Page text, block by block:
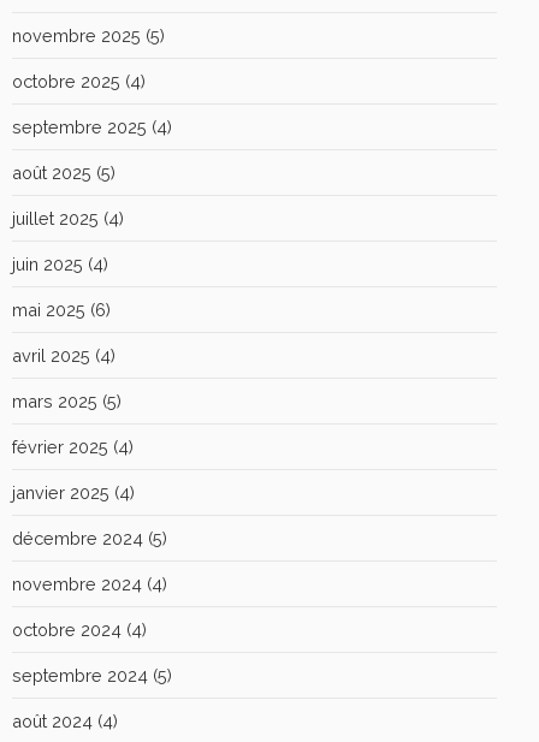
novembre 2025 (5)
octobre 2025 (4)
septembre 2025 (4)
août 2025 (5)
juillet 2025 (4)
juin 2025 (4)
mai 2025 (6)
avril 2025 (4)
mars 2025 (5)
février 2025 (4)
janvier 2025 (4)
décembre 2024 (5)
novembre 2024 (4)
octobre 2024 (4)
septembre 2024 (5)
août 2024 (4)